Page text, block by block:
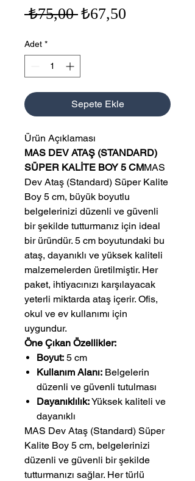
₺75,00 Normal
₺67,50
Adet *
Sepete Ekle
Ürün Açıklaması
MAS DEV ATAŞ (STANDARD)
SÜPER KALİTE BOY 5 CMMAS
Dev Ataş (Standard) Süper Kalite
Boy 5 cm, büyük boyutlu
belgelerinizi düzenli ve güvenli
bir şekilde tutturmanız için ideal
bir üründür. 5 cm boyutundaki bu
ataş, dayanıklı ve yüksek kaliteli
malzemelerden üretilmiştir. Her
paket, ihtiyacınızı karşılayacak
yeterli miktarda ataş içerir. Ofis,
okul ve ev kullanımı için
uygundur.
Öne Çıkan Özellikler:
Boyut: 5 cm
Kullanım Alanı: Belgelerin
düzenli ve güvenli tutulması
Dayanıklılık:Yüksek kaliteli ve
dayanıklı
MAS Dev Ataş (Standard) Süper
Kalite Boy 5 cm, belgelerinizi
düzenli ve güvenli bir şekilde
tutturmanızı sağlar. Her türlü